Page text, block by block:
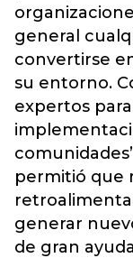
general
convertirse
su entorno.
expertos
permitió que
generar
de gran